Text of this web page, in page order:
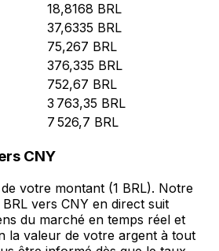
18,8168 BRL
37,6335 BRL
75,267 BRL
376,335 BRL
752,67 BRL
3 763,35 BRL
7 526,7 BRL
CNY
votre montant (1 BRL). Notre
vers CNY en direct suit
du marché en temps réel et
la valeur de votre argent à tout